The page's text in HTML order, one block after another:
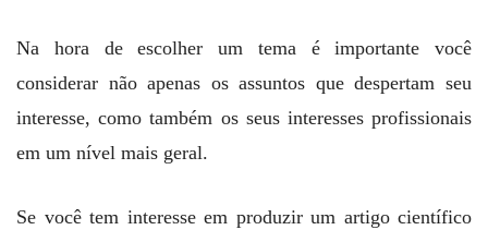
Na hora de escolher um tema é importante você
considerar não apenas os assuntos que despertam seu
interesse, como também os seus interesses profissionais
em um nível mais geral.
Se você tem interesse em produzir um artigo científico